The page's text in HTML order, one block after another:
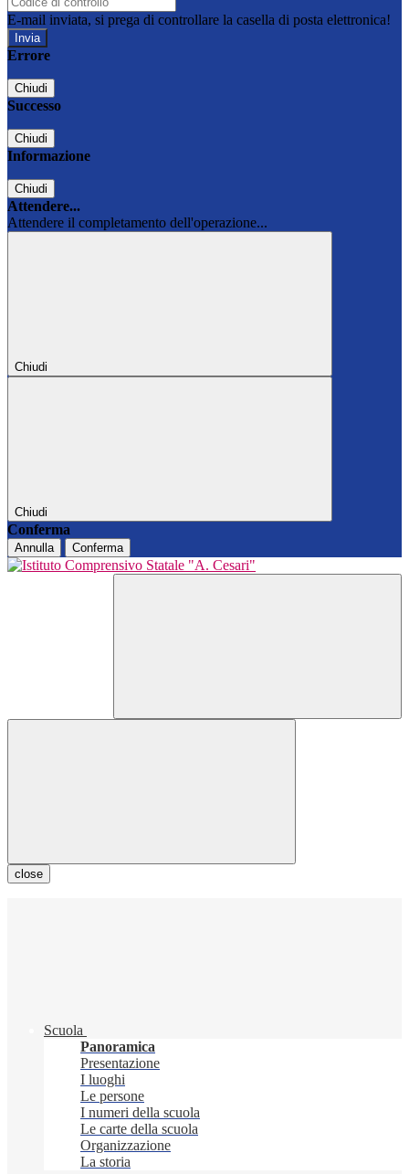
E-mail inviata, si prega di controllare la casella di posta elettronica!
Errore
Chiudi
Successo
Chiudi
Informazione
Chiudi
Attendere...
Attendere il completamento dell'operazione...
Chiudi
Chiudi
Conferma
Annulla Conferma
close
Scuola
Panoramica
Presentazione
I luoghi
Le persone
I numeri della scuola
Le carte della scuola
Organizzazione
La storia